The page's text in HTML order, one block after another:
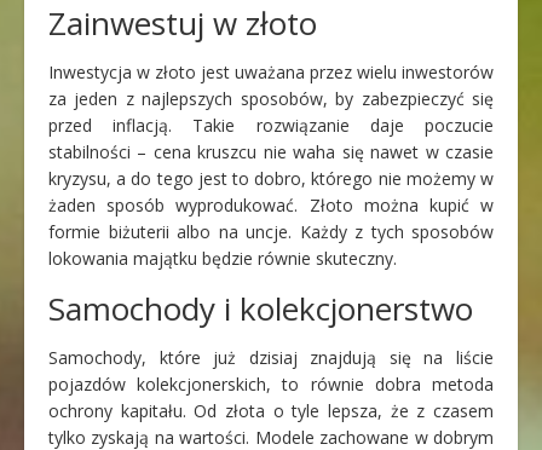
Zainwestuj w złoto
Inwestycja w złoto jest uważana przez wielu inwestorów
za jeden z najlepszych sposobów, by zabezpieczyć się
przed inflacją. Takie rozwiązanie daje poczucie
stabilności – cena kruszcu nie waha się nawet w czasie
kryzysu, a do tego jest to dobro, którego nie możemy w
żaden sposób wyprodukować. Złoto można kupić w
formie biżuterii albo na uncje. Każdy z tych sposobów
lokowania majątku będzie równie skuteczny.
Samochody i kolekcjonerstwo
Samochody, które już dzisiaj znajdują się na liście
pojazdów kolekcjonerskich, to równie dobra metoda
ochrony kapitału. Od złota o tyle lepsza, że z czasem
tylko zyskają na wartości. Modele zachowane w dobrym